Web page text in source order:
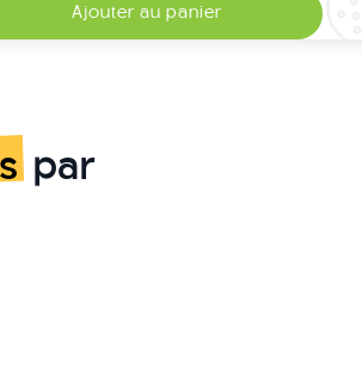
Ajouter au panier
par